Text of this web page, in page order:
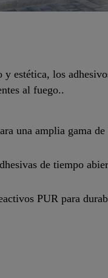
estética, los
al fuego..
una amplia gama de
de tiempo
PUR para